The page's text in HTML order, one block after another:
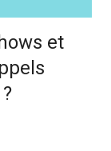
et